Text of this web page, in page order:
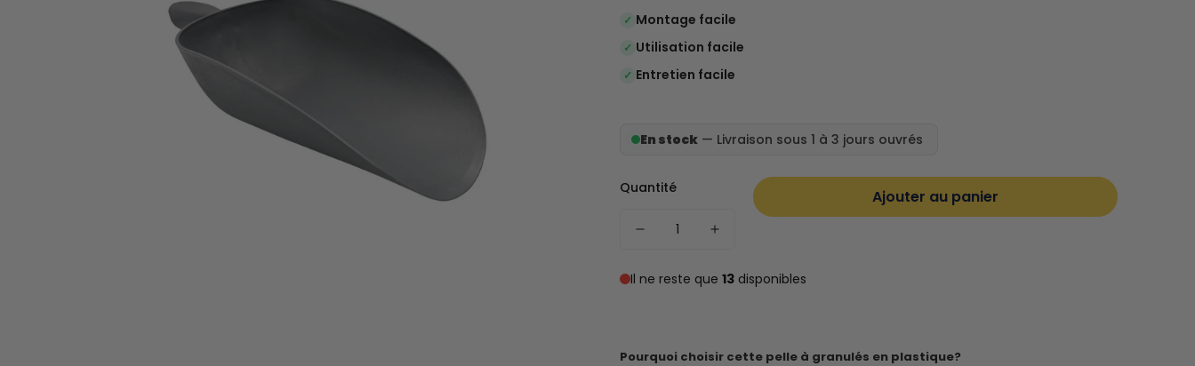
✓ Montage facile
✓ Utilisation facile
✓ Entretien facile
En stock — Livraison sous 1 à 3 jours ouvrés
Quantité Ajouter au panier
Il ne reste que 13 disponibles
Pourquoi choisir cette pelle à granulés en plastique?